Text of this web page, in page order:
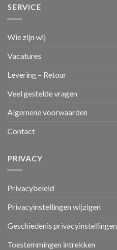
SERVICE
Wie zijn wij
Vacatures
Levering – Retour
Veel gestelde vragen
Algemene voorwaarden
Contact
PRIVACY
Privacybeleid
Privacyinstellingen wijzigen
Geschiedenis privacyinstellingen
Toestemmingen intrekken